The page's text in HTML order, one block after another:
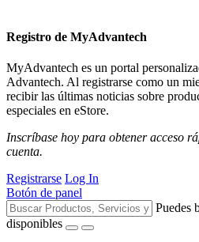
Registro de MyAdvantech
MyAdvantech es un portal
Advantech. Al registrarse como un
recibir las últimas noticias sobre
especiales en eStore.
Inscríbase hoy para obtener acceso
cuenta.
Registrarse Log In
Botón de panel
Puedes
disponibles